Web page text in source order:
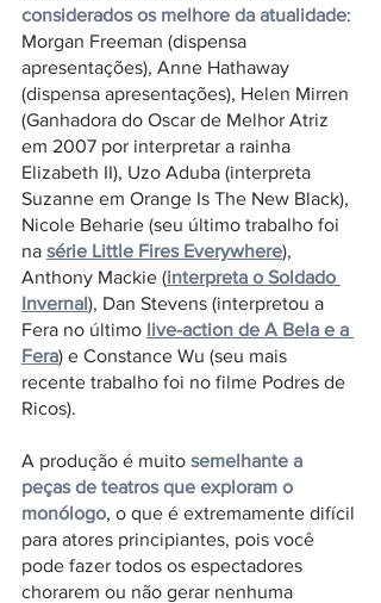
considerados os melhore da atualidade:
Morgan Freeman (dispensa
apresentações), Anne Hathaway
(dispensa apresentações), Helen Mirren
(Ganhadora do Oscar de Melhor Atriz
em 2007 por interpretar a rainha
Elizabeth II), Uzo Aduba (interpreta
Suzanne em Orange Is The New Black),
Nicole Beharie (seu último trabalho foi
na série Little Fires Everywhere),
Anthony Mackie (interpreta o Soldado
Invernal), Dan Stevens (interpretou a
Fera no último live-action de A Bela e a
Fera) e Constance Wu (seu mais
recente trabalho foi no filme Podres de
Ricos).
A produção é muito semelhante a
peças de teatros que exploram o
monólogo, o que é extremamente difícil
para atores principiantes, pois você
pode fazer todos os espectadores
chorarem ou não gerar nenhuma